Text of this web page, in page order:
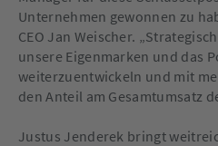
Unternehmen gewonnen zu
CEO Jan Weischer.
unsere Eigenmarken und das
weiterzuentwickeln und mit
den Anteil am Gesamtumsatz
Justus Jenderek bringt